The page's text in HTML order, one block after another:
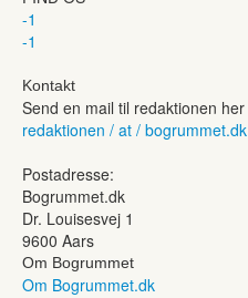
-1
-1
Kontakt
Send en mail til redaktionen her
redaktionen / at / bogrummet.dk
Postadresse:
Bogrummet.dk
Dr. Louisesvej 1
9600 Aars
Om Bogrummet
Om Bogrummet.dk